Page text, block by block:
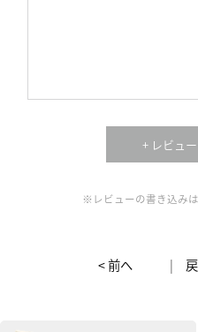
+ レビュ
※レビューの書き込み
< 前へ |